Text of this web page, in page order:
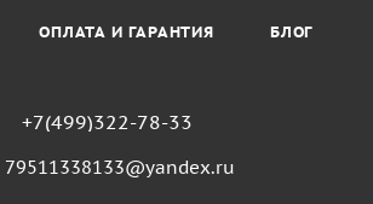
ОПЛАТА И ГАРАНТИЯ БЛОГ
+7(499)322-78-33
79511338133@yandex.ru